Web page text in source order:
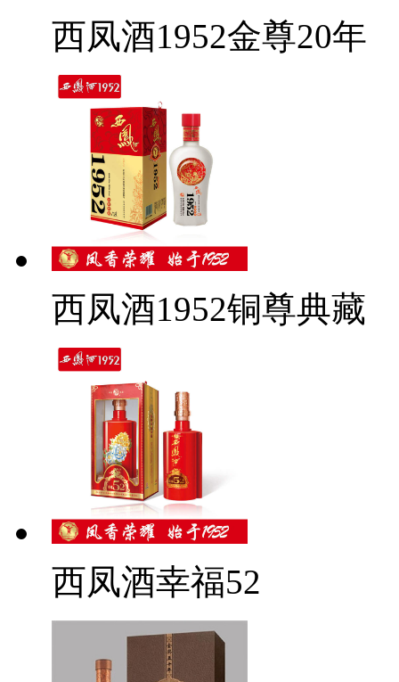
西凤酒1952金尊20年
西凤酒1952铜尊典藏
西凤酒幸福52